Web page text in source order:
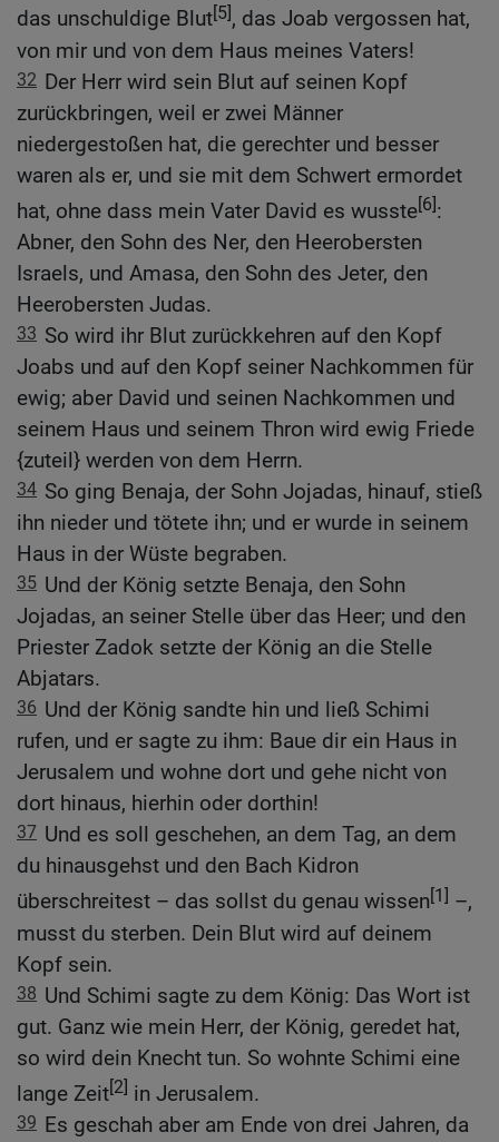
das unschuldige Blut[5], das Joab vergossen hat,
von mir und von dem Haus meines Vaters!
32 Der Herr wird sein Blut auf seinen Kopf
zurückbringen, weil er zwei Männer
niedergestoßen hat, die gerechter und besser
waren als er, und sie mit dem Schwert ermordet
hat, ohne dass mein Vater David es wusste[6]:
Abner, den Sohn des Ner, den Heerobersten
Israels, und Amasa, den Sohn des Jeter, den
Heerobersten Judas.
33 So wird ihr Blut zurückkehren auf den Kopf
Joabs und auf den Kopf seiner Nachkommen für
ewig; aber David und seinen Nachkommen und
seinem Haus und seinem Thron wird ewig Friede
{zuteil} werden von dem Herrn.
34 So ging Benaja, der Sohn Jojadas, hinauf, stieß
ihn nieder und tötete ihn; und er wurde in seinem
Haus in der Wüste begraben.
35 Und der König setzte Benaja, den Sohn
Jojadas, an seiner Stelle über das Heer; und den
Priester Zadok setzte der König an die Stelle
Abjatars.
36 Und der König sandte hin und ließ Schimi
rufen, und er sagte zu ihm: Baue dir ein Haus in
Jerusalem und wohne dort und gehe nicht von
dort hinaus, hierhin oder dorthin!
37 Und es soll geschehen, an dem Tag, an dem
du hinausgehst und den Bach Kidron
überschreitest – das sollst du genau wissen[1] –,
musst du sterben. Dein Blut wird auf deinem
Kopf sein.
38 Und Schimi sagte zu dem König: Das Wort ist
gut. Ganz wie mein Herr, der König, geredet hat,
so wird dein Knecht tun. So wohnte Schimi eine
lange Zeit[2] in Jerusalem.
39 Es geschah aber am Ende von drei Jahren, da